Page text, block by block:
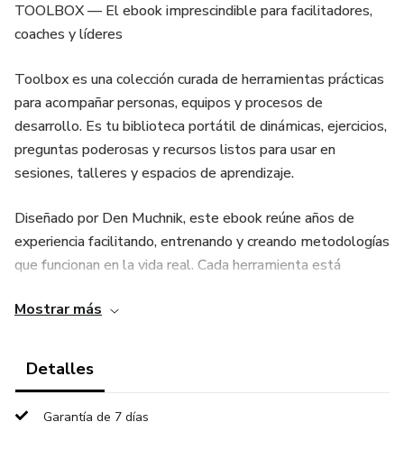
TOOLBOX — El ebook imprescindible para facilitadores,
coaches y líderes
Toolbox es una colección curada de herramientas prácticas
para acompañar personas, equipos y procesos de
desarrollo. Es tu biblioteca portátil de dinámicas, ejercicios,
preguntas poderosas y recursos listos para usar en
sesiones, talleres y espacios de aprendizaje.
Diseñado por Den Muchnik, este ebook reúne años de
experiencia facilitando, entrenando y creando metodologías
que funcionan en la vida real. Cada herramienta está
incorporarla de inmediato y potenciar tu impacto
En este ebook vas a encontrar:
✔️ Dinámicas para abrir y cerrar sesiones
Mostrar más
Detalles
Garantía de 7 días